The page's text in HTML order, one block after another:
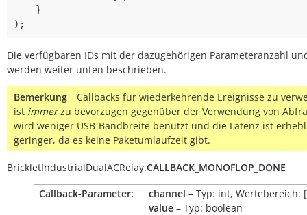
}
);
Die verfügbaren IDs mit der dazugehörigen Parameteranzahl
werden weiter unten beschrieben.
Bemerkung
Callbacks für wiederkehrende Ereignisse zu
ist immerzu bevorzugen gegenüber der Verwendung von
wird weniger USB-Bandbreite benutzt und die Latenz ist
geringer, da es keine Paketumlaufzeit gibt.
BrickletIndustrialDualACRelay.CALLBACK_MONOFLOP_DONE
Callback-Parameter:
channel – Typ: int, Wertebereich:
value – Typ: boolean